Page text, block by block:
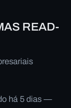
READ-
há 5 dias —